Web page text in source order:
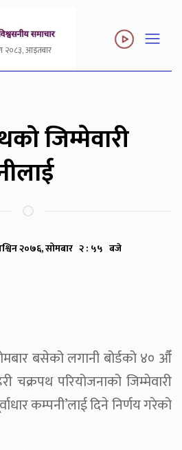
२०८३, आइतबार
जिम्मेवारी
२०७६, सोमबार २ : ५५ बजे
बसेको लगानी बोर्डको ४० औँ
चक्रपथ परियोजनाको जिम्मेवारी
कम्पनी’लाई दिने निर्णय गरेको